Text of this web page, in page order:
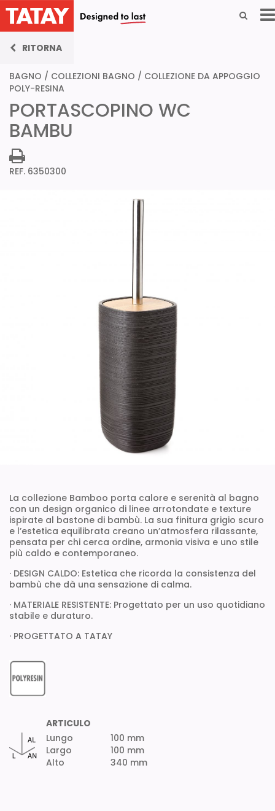
RITORNA
BAGNO / COLLEZIONI BAGNO / COLLEZIONE DA APPOGGIO
POLY-RESINA
PORTASCOPINO WC
BAMBU
REF. 6350300
La collezione Bamboo porta calore e serenità al bagno
con un design organico di linee arrotondate e texture
ispirate al bastone di bambù. La sua finitura grigio scuro
e l’estetica equilibrata creano un’atmosfera rilassante,
pensata per chi cerca ordine, armonia visiva e uno stile
più caldo e contemporaneo.
· DESIGN CALDO: Estetica che ricorda la consistenza del
bambù che dà una sensazione di calma.
· MATERIALE RESISTENTE: Progettato per un uso quotidiano
stabile e duraturo.
· PROGETTATO A TATAY
ARTICULO
Lungo
Largo
Alto
100 mm
100 mm
340 mm